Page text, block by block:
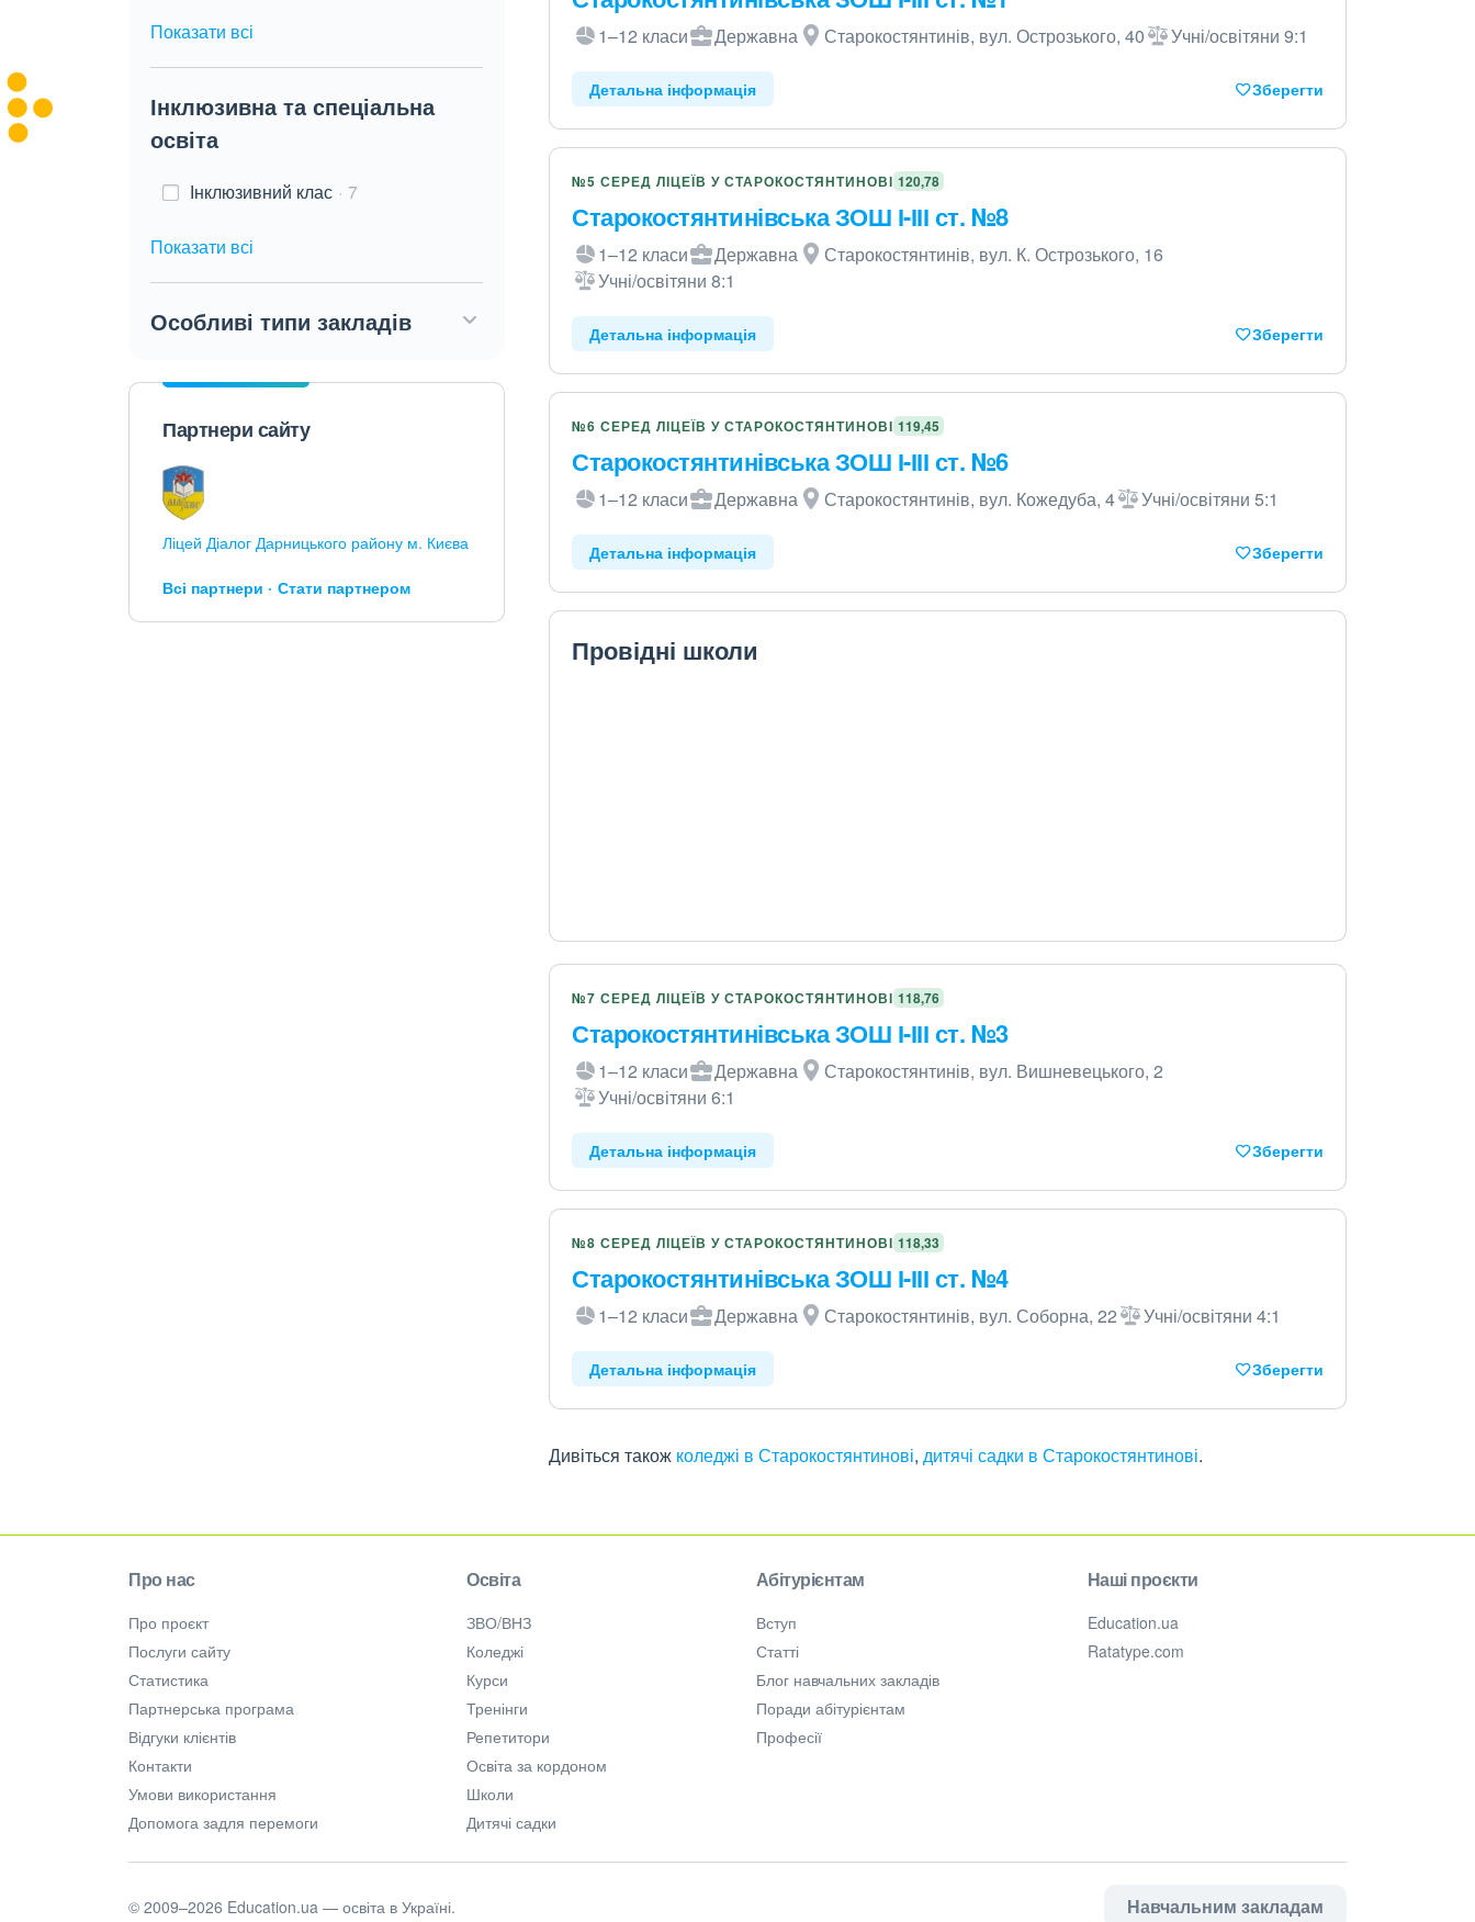
Показати всі
Інклюзивна та спеціальна
освіта
Інклюзивний клас 7
Показати всі
Особливі типи закладів
Партнери сайту
Ліцей Діалог Дарницького району м. Києва
Всі партнери Стати партнером
1–12 класи Державна Старокостянтинів, вул. Острозького, 40 Учні/освітяни 9:1
Детальна інформація Зберегти
№5 СЕРЕД ЛІЦЕЇВ У СТАРОКОСТЯНТИНОВІ 120,78
Старокостянтинівська ЗОШ І-ІІІ ст. №8
1–12 класи Державна
Старокостянтинів, вул. К. Острозького, 16
Учні/освітяни 8:1
Детальна інформація Зберегти
№6 СЕРЕД ЛІЦЕЇВ У СТАРОКОСТЯНТИНОВІ 119,45
Старокостянтинівська ЗОШ І-ІІІ ст. №6
1–12 класи Державна Старокостянтинів, вул. Кожедуба, 4 Учні/освітяни 5:1
Детальна інформація Зберегти
Провідні школи
№7 СЕРЕД ЛІЦЕЇВ У СТАРОКОСТЯНТИНОВІ 118,76
Старокостянтинівська ЗОШ І-ІІІ ст. №3
1–12 класи Державна
Старокостянтинів, вул. Вишневецького, 2
Учні/освітяни 6:1
Детальна інформація Зберегти
№8 СЕРЕД ЛІЦЕЇВ У СТАРОКОСТЯНТИНОВІ 118,33
Старокостянтинівська ЗОШ І-ІІІ ст. №4
1–12 класи Державна Старокостянтинів, вул. Соборна, 22 Учні/освітяни 4:1
Детальна інформація Зберегти
Дивіться також коледжі в Старокостянтинові,дитячі садки в Старокостянтинові.
Про нас
Про проєкт
Послуги сайту
Статистика
Партнерська програма
Відгуки клієнтів
Контакти
Умови використання
Допомога задля перемоги
Освіта
ЗВО/ВНЗ
Коледжі
Курси
Тренінги
Репетитори
Освіта за кордоном
Школи
Дитячі садки
Абітурієнтам
Вступ
Статті
Блог навчальних закладів
Поради абітурієнтам
Професії
Наші проєкти
Education.ua
Ratatype.com
Навчальним закладам
© 2009–2026 Education.ua — освіта в Україні.